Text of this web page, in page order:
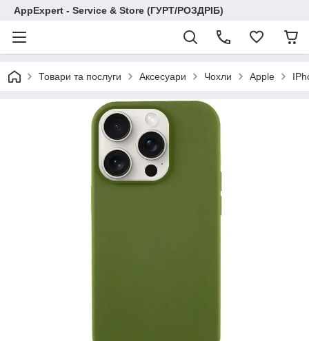
AppExpert - Service & Store (ГУРТ/РОЗДРІБ)
Товари та послуги Аксесуари Чохли Apple